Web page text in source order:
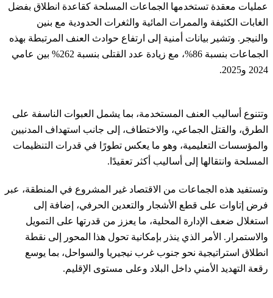
عمليات معقدة تستخدمها الجماعات المسلحة كقاعدة انطلاق بفضل
الغابات الكثيفة والممرات المائية والثغرات الحدودية مع بنين
والنيجر. وتشير بيانات أمنية إلى ارتفاع حوادث العنف المرتبطة بهذه
الجماعات بنسبة 86%، مع زيادة عدد القتلى بنسبة 262% بين عامي
2024 و2025.
وتتنوع أساليب العنف المستخدمة، بما يشمل العبوات الناسفة على
الطرق، والقتل الجماعي، والاختطاف، إلى جانب استهداف المدنيين
والمؤسسات التعليمية، وهو ما يعكس تطورًا في قدرات التنظيمات
المسلحة وانتقالها إلى أساليب أكثر تعقيدًا.
وتستفيد هذه الجماعات من الاقتصاد غير المشروع في المنطقة، عبر
فرض إتاوات على قطع الأشجار والتعدين الحرفي، إضافة إلى
استغلال ضعف الإدارة المحلية، ما يعزز من قدرتها على التمويل
والاستمرار. الأمر الذي ينذر بإمكانية تحول هذا المحور إلى نقطة
انطلاق استراتيجية نحو جنوب غرب نيجيريا والسواحل، بما يوسع
رقعة التهديد الأمني داخل البلاد وعلى مستوى الإقليم.